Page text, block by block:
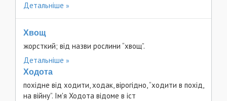
Детальніше
Хвощ
жорсткий; від назви рослини “хвощ”.
Детальніше
Ходота
похідне від ходити, ходак, вірогідно, “ходити в похід,
на війну”. Ім'я Ходота відоме в іст